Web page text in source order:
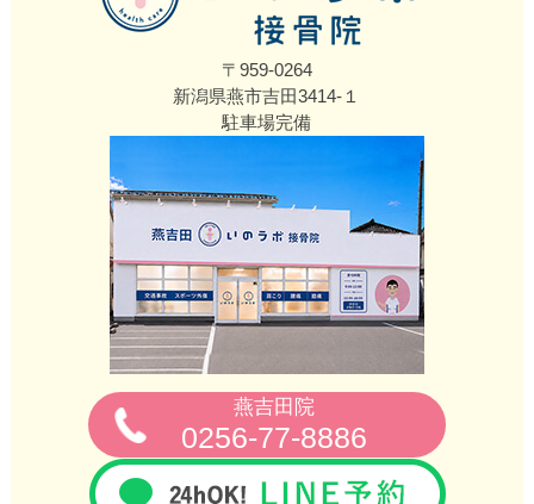
〒959-0264
新潟県燕市吉田3414‐１
駐車場完備
燕吉田院
0256‐77‐8886